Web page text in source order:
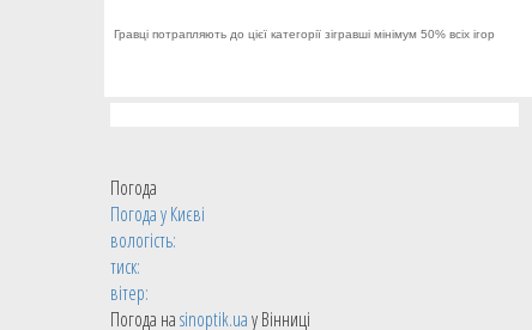
Гравці потрапляють до цієї категорії зігравші мінімум 50% всіх ігор
Погода
Погода уКиєві
вологість:
тиск:
вітер:
Погода наsinoptik.uaу Вінниці